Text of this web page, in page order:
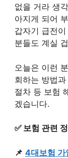
없을 거라 생
아지게 되어
갑자기 급전
분들도 계실
오늘은 이런
회하는 방법
절차 등 보험
겠습니다.
✅ 보험 관련
📌 4대보험 가